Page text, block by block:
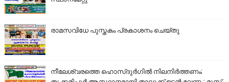
രാമസവിധേ പുസ്തകം പ്രകാശനം ചെയ്തു
നീലേശ്വരത്തെ ഹൊസ്ദുർഗിൽ നിലനിർത്തണം;